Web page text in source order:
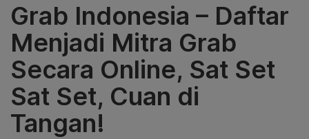
Grab Indonesia – Daftar
Menjadi Mitra Grab
Secara Online, Sat Set
Sat Set, Cuan di
Tangan!